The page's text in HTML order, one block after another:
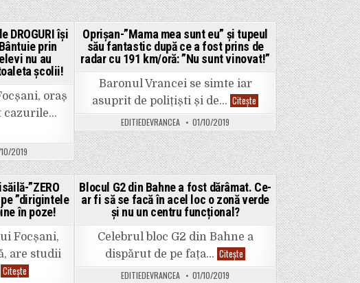
întâmplat
la
Adjud,
într-
o
pe
strada
Vasile
Alecsandri.
te
la
concurs!
DROGURI își
prin
nu au
școlii!
oraș
cazurile…
2019
Posted
in
Oprișan-”Mama mea sunt eu” și tupeul
său fantastic după ce a fost prins de
radar cu 191 km/oră: ”Nu sunt vinovat!”
Baronul Vrancei se simte iar
asuprit de polițiști și de… Citește Oprișan-”Mama
mea
sunt
și
tupeul
său
fantastic
după
ce
a
fost
prins
radar
km/oră:
sunt
vinovat!”
EDITIEDEVRANCEA 01/10/2019
”ZERO
”dirigintele
în poze!
Focșani,
are studii
CiteșteVrea
să
Posted
in
Blocul G2 din Bahne a fost dărâmat. Ce-
ar fi să se facă în acel loc o zonă verde
și nu un centru funcțional?
Celebrul bloc G2 din Bahne a
dispărut de pe fața… Citește
G2
din
EDITIEDEVRANCEA 01/10/2019